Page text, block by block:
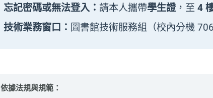
忘記密碼或無法登入：請本人攜帶學生證，至4
技術業務窗口： 圖書館技術服務組（校內分機
依據法規與規範：